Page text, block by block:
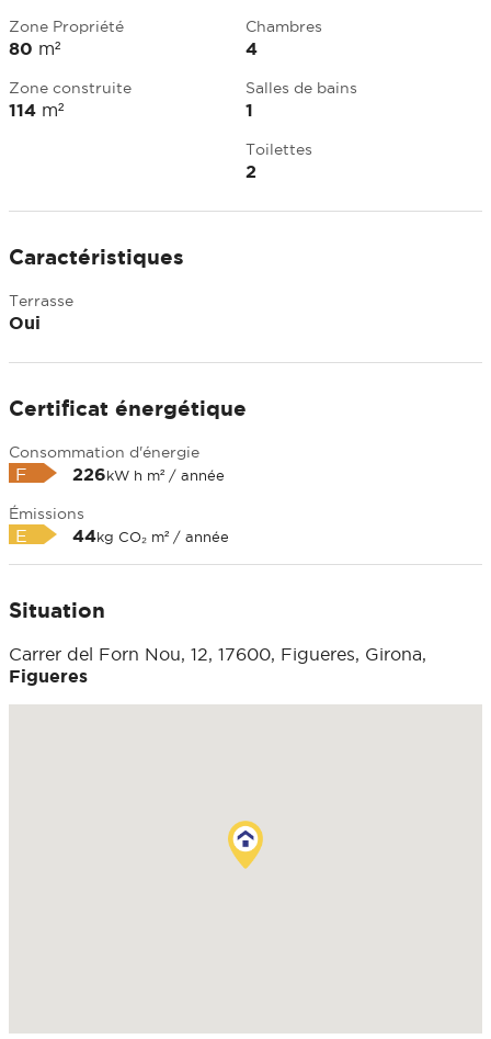
Zone Propriété
80 m²
Zone construite
114 m²
Chambres
4
Salles de bains
1
Toilettes
2
Caractéristiques
Terrasse
Oui
Certificat énergétique
Consommation d'énergie
F 226kW h m² / année
Émissions
E 44kg CO₂ m² / année
Situation
Carrer del Forn Nou, 12, 17600, Figueres, Girona,
Figueres